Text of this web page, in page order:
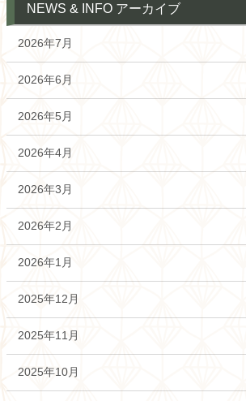
NEWS & INFO アーカイブ
2026年7月
2026年6月
2026年5月
2026年4月
2026年3月
2026年2月
2026年1月
2025年12月
2025年11月
2025年10月